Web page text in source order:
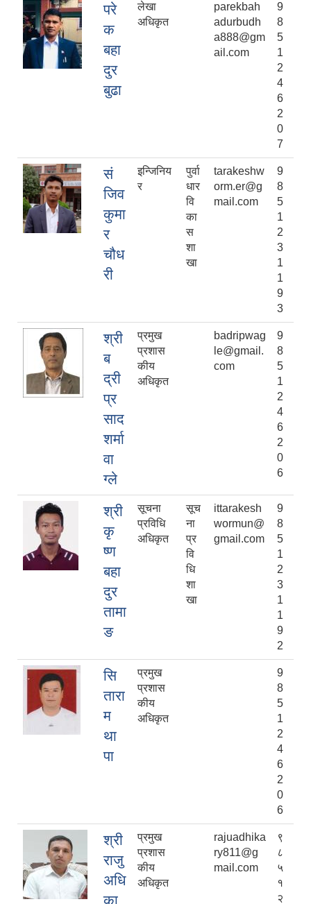
परे
क
बहा
दुर
बुढा
लेखा
अधिकृत
parekbah
adurbudh
a888@gm
ail.com
9
8
5
1
2
4
6
2
0
7
सं
जिव
कुमा
र
चौध
री
इन्जिनिय
र
पुर्वा
धार
वि
का
स
शा
खा
tarakeshw
orm.er@g
mail.com
9
8
5
1
2
3
1
1
9
3
श्री
ब
द्री
प्र
साद
शर्मा
वा
ग्ले
प्रमुख
प्रशास
कीय
अधिकृत
badripwag
le@gmail.
com
9
8
5
1
2
4
6
2
0
6
श्री
कृ
ष्ण
बहा
दुर
तामा
ङ
सूचना
प्रविधि
अधिकृत
सूच
ना
प्र
वि
धि
शा
खा
ittarakesh
wormun@
gmail.com
9
8
5
1
2
3
1
1
9
2
सि
तारा
म
था
पा
प्रमुख
प्रशास
कीय
अधिकृत
9
8
5
1
2
4
6
2
0
6
श्री
राजु
अधि
का
प्रमुख
प्रशास
कीय
अधिकृत
rajuadhika
ry811@g
mail.com
९
८
५
१
२